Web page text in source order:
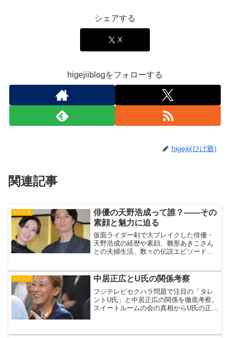
シェアする
X
higejiiblogをフォローする
higejii(ひげ爺)
関連記事
トレンド
俳優の天野浩成って誰？——その
素顔と魅力に迫る
仮面ライダー剣で大ブレイクした俳優・
天野浩成の経歴や素顔、雛形あきこさん
との夫婦生活、数々の伝説エピソードま
します。
トレンド 中居正広とU氏の関係考察
フジテレビセクハラ問題で注目の「タレ
ントU氏」と中居正広の関係を徹底考察。
スイートルームの会の真相からU氏の正体